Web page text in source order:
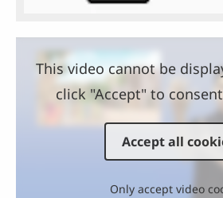
This video cannot be
click "Accept" to
Accept all
Only accept video